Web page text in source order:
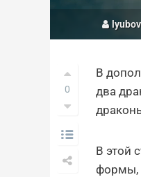
lyubov
0
В
два
В этой
формы,